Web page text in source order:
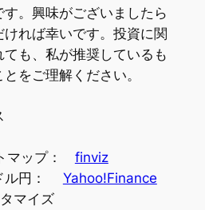
。興味がございましたら
れば幸いです。投資に関
も、私が推奨しているも
をご理解ください。
マップ： finviz
ル円： Yahoo!Finance
マイズ